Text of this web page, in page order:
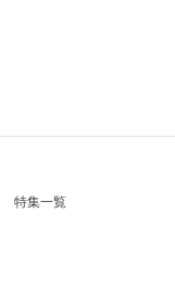
特集一覧